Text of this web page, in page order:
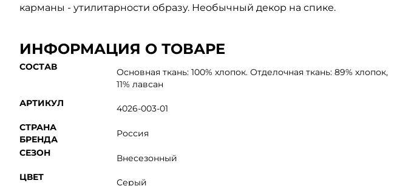
карманы - утилитарности образу. Необычный декор на спике.
ИНФОРМАЦИЯ О ТОВАРЕ
СОСТАВ
Основная ткань: 100% хлопок. Отделочная ткань: 89% хлопок,
11% лавсан
АРТИКУЛ
4026-003-01
СТРАНА
БРЕНДА
Россия
СЕЗОН
Внесезонный
ЦВЕТ
Серый